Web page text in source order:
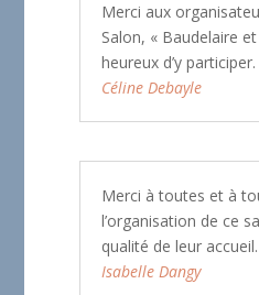
Merci aux
Salon, « Baudelaire
heureux d’y
Céline Debayle
Merci à toutes et à
l’organisation de ce
qualité de leur accueil.
Isabelle Dangy